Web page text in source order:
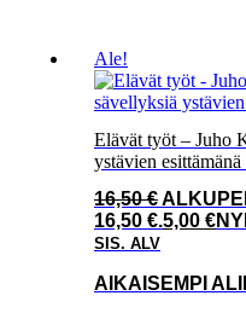
Ale!
Elävät työt – Juho
ystävien
16,50€
16,50 €.5,00 €
SIS. ALV
AIKAISEMPI